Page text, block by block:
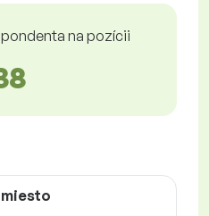
na pozícii
miesto